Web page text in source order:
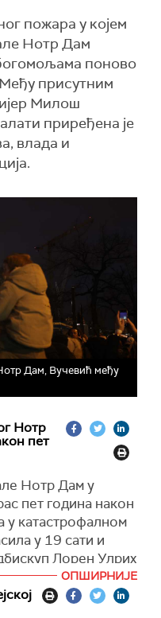
пожара у којем
Нотр Дам
поново
Међу присутним
Милош
приређена је
влада и
Дам, Вучевић међу
Нотр
пет
Нотр Дам у
пет година након
у катастрофалном
у 19 сати и
Лорен Улрих
отворио врата
ОПШИРНИЈЕ